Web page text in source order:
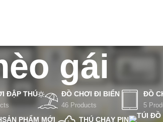
gái
ĐẬP THÚ ĐỒ CHƠI ĐI BIỂN
46 Products
ĐỒ
5
SẢN PHẨM MỚI THÚ CHẠY PIN